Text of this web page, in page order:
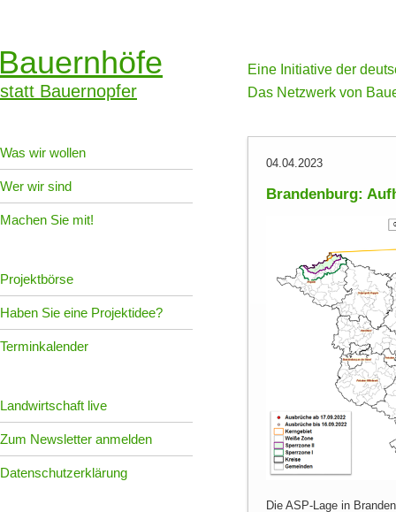
statt Bauernopfer
Eine Initiative der
Das Netzwerk von
Was wir wollen
Wer wir sind
Machen Sie mit!
Projektbörse
Haben Sie eine Projektidee?
Terminkalender
Landwirtschaft live
Zum Newsletter anmelden
Datenschutzerklärung
04.04.2023
Brandenburg:
Die ASP-Lage in